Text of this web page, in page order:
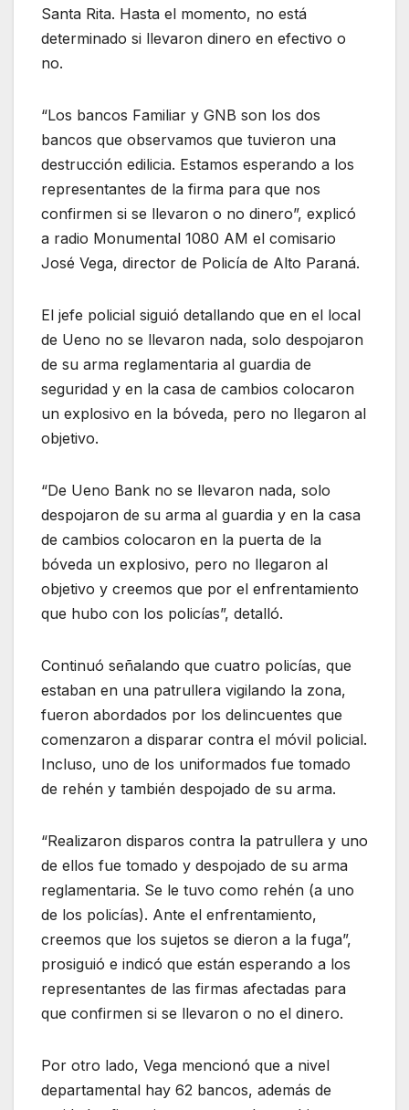
Santa Rita. Hasta el momento, no está
determinado si llevaron dinero en efectivo o
no.
“Los bancos Familiar y GNB son los dos
bancos que observamos que tuvieron una
destrucción edilicia. Estamos esperando a los
representantes de la firma para que nos
confirmen si se llevaron o no dinero”, explicó
a radio Monumental 1080 AM el comisario
José Vega, director de Policía de Alto Paraná.
El jefe policial siguió detallando que en el local
de Ueno no se llevaron nada, solo despojaron
de su arma reglamentaria al guardia de
seguridad y en la casa de cambios colocaron
un explosivo en la bóveda, pero no llegaron al
objetivo.
“De Ueno Bank no se llevaron nada, solo
despojaron de su arma al guardia y en la casa
de cambios colocaron en la puerta de la
bóveda un explosivo, pero no llegaron al
objetivo y creemos que por el enfrentamiento
que hubo con los policías”, detalló.
Continuó señalando que cuatro policías, que
estaban en una patrullera vigilando la zona,
fueron abordados por los delincuentes que
comenzaron a disparar contra el móvil policial.
Incluso, uno de los uniformados fue tomado
de rehén y también despojado de su arma.
“Realizaron disparos contra la patrullera y uno
de ellos fue tomado y despojado de su arma
reglamentaria. Se le tuvo como rehén (a uno
de los policías). Ante el enfrentamiento,
creemos que los sujetos se dieron a la fuga”,
prosiguió e indicó que están esperando a los
representantes de las firmas afectadas para
que confirmen si se llevaron o no el dinero.
Por otro lado, Vega mencionó que a nivel
departamental hay 62 bancos, además de